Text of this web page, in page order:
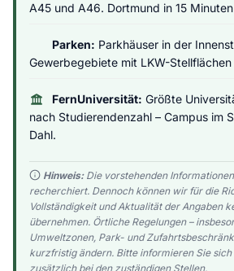
A45 und A46. Dortmund in 15
Parken: Parkhäuser in der
Gewerbegebiete mit LKW-
FernUniversität: Größte
nach Studierendenzahl – Campus im
Dahl.
Hinweis:Die vorstehenden
recherchiert. Dennoch können wir für die
Vollständigkeit und Aktualität der Angaben
übernehmen. Örtliche Regelungen –
Umweltzonen, Park- und
kurzfristig ändern. Bitte informieren Sie
zusätzlich bei den zuständigen Stellen.